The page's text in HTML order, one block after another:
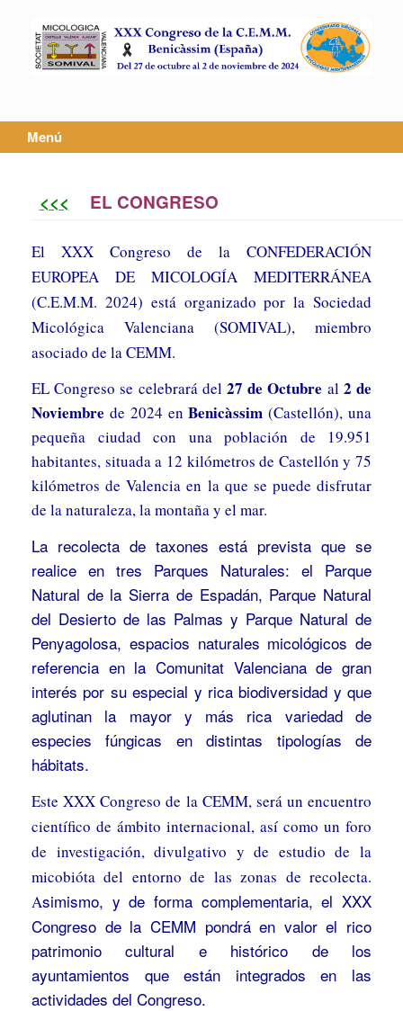
contenido
Menú
<<< EL CONGRESO
El XXX Congreso de la CONFEDERACIÓN
EUROPEA DE MICOLOGÍA MEDITERRÁNEA
(C.E.M.M. 2024) está organizado por la Sociedad
Micológica Valenciana (SOMIVAL), miembro
asociado de la CEMM.
EL Congreso se celebrará del 27 de Octubre al 2 de
Noviembre de 2024 enBenicàssim (Castellón), una
pequeña ciudad con una población de 19.951
habitantes, situada a 12 kilómetros de Castellón y 75
kilómetros de Valencia en la que se puede disfrutar
de la naturaleza, la montaña y el mar.
La recolecta de taxones está prevista que se
realice en tres Parques Naturales: el Parque
Natural de la Sierra de Espadán, Parque Natural
del Desierto de las Palmas y Parque Natural de
Penyagolosa, espacios naturales micológicos de
referencia en la Comunitat Valenciana de gran
interés por su especial y rica biodiversidad y que
aglutinan la mayor y más rica variedad de
especies fúngicas en distintas tipologías de
hábitats.
Este XXX Congreso de la CEMM, será un encuentro
científico de ámbito internacional, así como un foro
de investigación, divulgativo y de estudio de la
micobióta del entorno de las zonas de recolecta.
Asimismo, y de forma complementaria, el XXX
Congreso de la CEMM pondrá en valor el rico
patrimonio cultural e histórico de los
ayuntamientos que están integrados en las
actividades del Congreso.